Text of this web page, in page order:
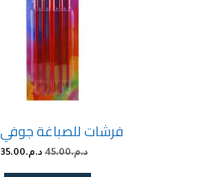
فرشات للصباغة جوفي JOVI
د.م.45.00 د.م.35.00